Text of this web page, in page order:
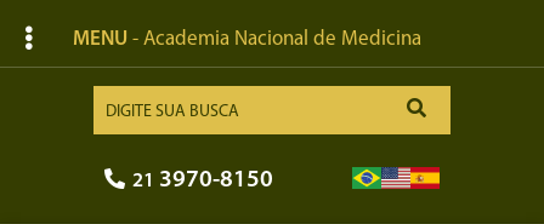
MENU - Academia Nacional de Medicina
21 3970-8150